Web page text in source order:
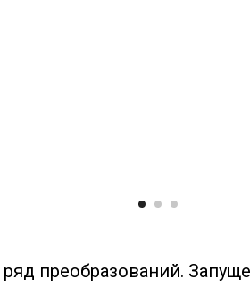
преобразований.